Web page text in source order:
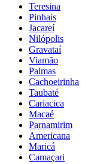
Teresina
Pinhais
Jacareí
Nilópolis
Gravataí
Viamão
Palmas
Cachoeirinha
Taubaté
Cariacica
Macaé
Parnamirim
Americana
Maricá
Camaçari